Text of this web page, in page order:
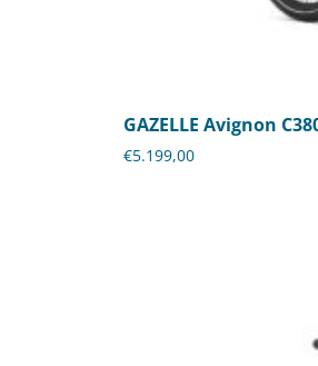
GAZELLE Avignon
€5.199,00